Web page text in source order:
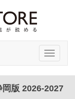
Toggle
版 2026-2027